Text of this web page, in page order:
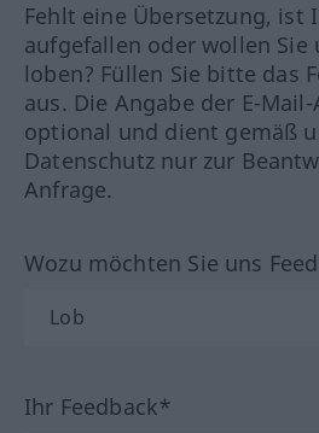
Fehlt eine Übersetzung, ist
aufgefallen oder wollen Sie
loben? Füllen Sie bitte das
aus. Die Angabe der E-
optional und dient gemäß
Datenschutz nur zur
Anfrage.
Wozu möchten Sie uns
Ihr Feedback*